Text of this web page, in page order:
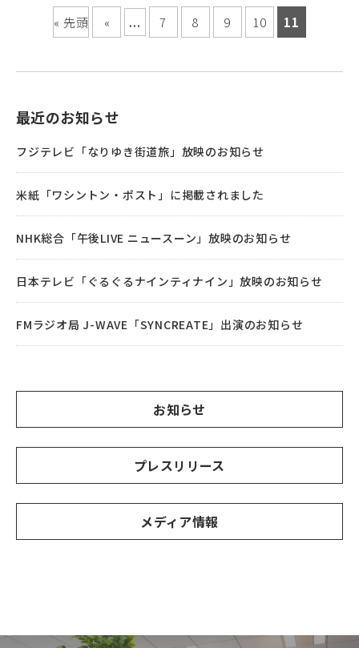
« 先頭 « ... 7 8 9 10 11
最近のお知らせ
フジテレビ「なりゆき街道旅」放映のお知らせ
米紙「ワシントン・ポスト」に掲載されました
NHK総合「午後LIVE ニュースーン」放映のお知らせ
日本テレビ「ぐるぐるナインティナイン」放映のお知らせ
FMラジオ局 J-WAVE「SYNCREATE」出演のお知らせ
お知らせ
プレスリリース
メディア情報